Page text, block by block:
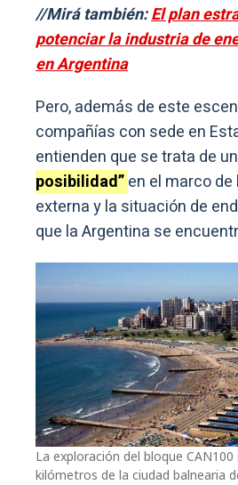
//Mirá también:El plan
potenciar la industria de
en Argentina
Pero, además de este
compañías con sede en
entienden que se trata de
posibilidad”en el marco
externa y la situación de
que la Argentina se
La exploración del bloque CAN100
kilómetros de la ciudad balnearia